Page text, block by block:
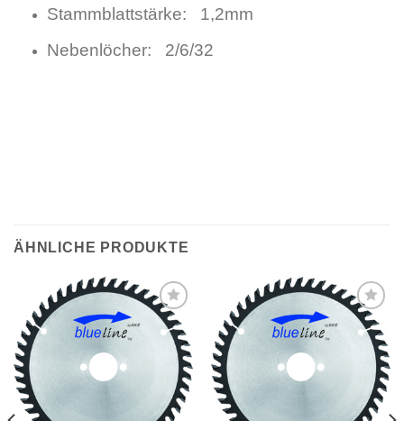
Stammblattstärke: 1,2mm
Nebenlöcher: 2/6/32
ÄHNLICHE PRODUKTE
hinzufügen
hinzufügen